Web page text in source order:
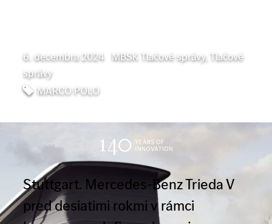
6. decembra 2024 MBSK Tlačové správy, Tlačové
správy
MARCO POLO
Stuttgart. Mercedes-Benz Trieda V
pred desiatimi rokmi v rámci